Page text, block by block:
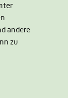
andere
zu